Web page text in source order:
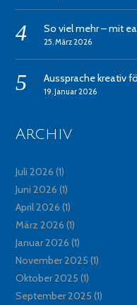
So viel mehr – mit
25. März 2026
Aussprache kreativ
19. Januar 2026
Archiv
Juli 2026 (1)
Juni 2026 (1)
April 2026 (1)
März 2026 (1)
Januar 2026 (1)
November 2025 (1)
Oktober 2025 (1)
September 2025 (1)